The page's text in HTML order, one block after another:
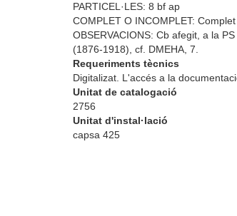
PARTICEL·LES: 8 bf ap
COMPLET O INCOMPLET: Complet
OBSERVACIONS: Cb afegit, a la
(1876-1918), cf. DMEHA, 7.
Requeriments tècnics
Digitalizat. L'accés a la
Unitat de catalogació
2756
Unitat d'instal·lació
capsa 425